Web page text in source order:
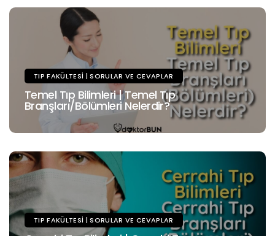
TIP FAKÜLTESI | SORULAR VE CEVAPLAR
Temel Tıp Bilimleri | Temel Tıp
Branşları/Bölümleri Nelerdir?
TIP FAKÜLTESI | SORULAR VE CEVAPLAR